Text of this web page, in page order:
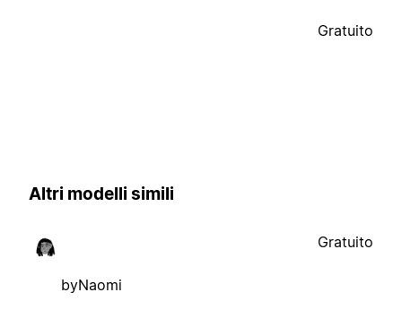
Gratuito
Altri modelli simili
byNaomi
Gratuito